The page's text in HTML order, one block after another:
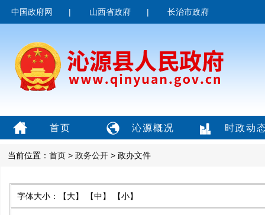
中国政府网 | 山西省政府 | 长治市政府
首页 沁源概况 时政动
当前位置： 首页 > 政务公开 > 政办文件
字体大小： 【大】 【中】 【小】